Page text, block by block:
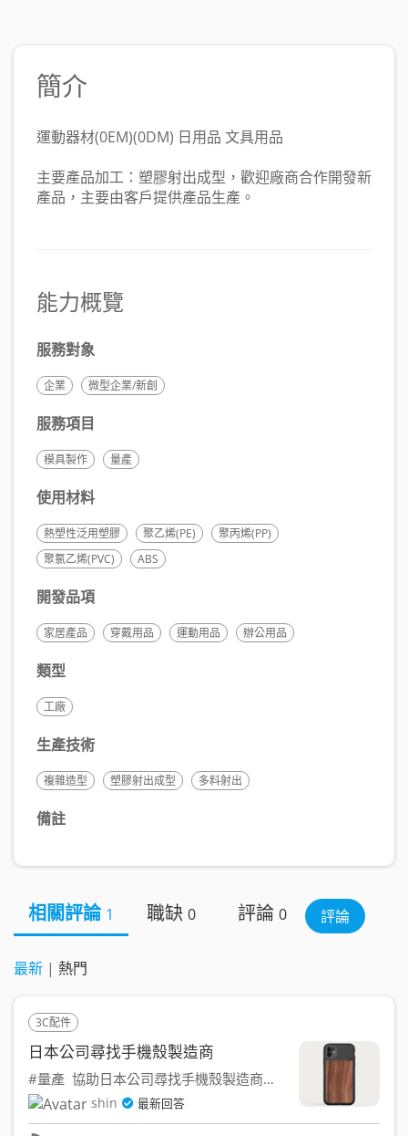
簡介
運動器材(0EM)(0DM) 日用品 文具用品
主要產品加工：塑膠射出成型，歡迎廠商合作開發新
產品，主要由客戶提供產品生產。
能力概覽
服務對象
企業 微型企業/新創
服務項目
模具製作 量產
使用材料
熱塑性泛用塑膠 聚乙烯(PE)
聚丙烯(PP)
聚氯乙烯(PVC)
ABS
開發品項
家居產品 穿戴用品 運動用品 辦公用品
類型
工廠
生產技術
複雜造型 塑膠射出成型 多料射出
備註
相關評論 1 職缺 0 評論 0 評論
最新 | 熱門
3C配件
日本公司尋找手機殼製造商
#量產 協助日本公司尋找手機殼製造商委託設計、打樣、...
shin 最新回答